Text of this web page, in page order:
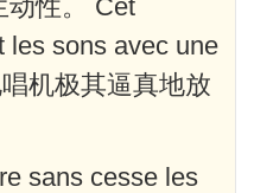
动性。 Cet
les sons avec une
机极其逼真地放
sans cesse les